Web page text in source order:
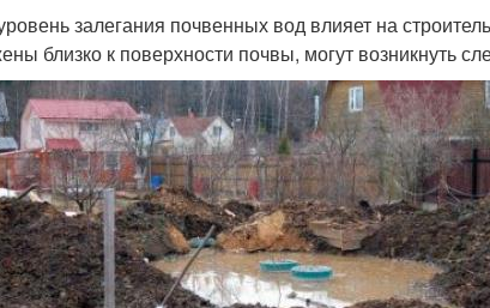
залегания почвенных вод влияет на
близко к поверхности почвы, могут возникнуть